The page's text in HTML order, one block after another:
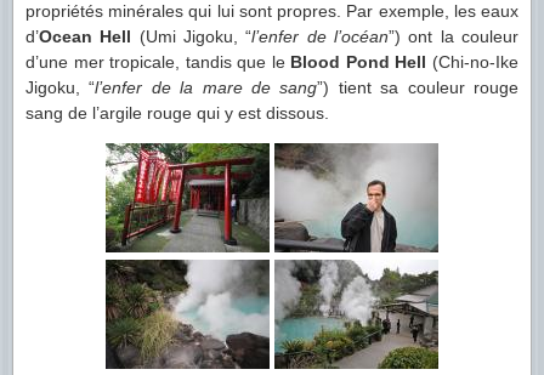
propriétés minérales qui lui sont propres. Par exemple, les eaux
d’Ocean Hell (Umi Jigoku, “l’enfer de l’océan”) ont la couleur
d’une mer tropicale, tandis que le Blood Pond Hell (Chi-no-Ike
Jigoku, “l’enfer de la mare de sang”) tient sa couleur rouge
sang de l’argile rouge qui y est dissous.